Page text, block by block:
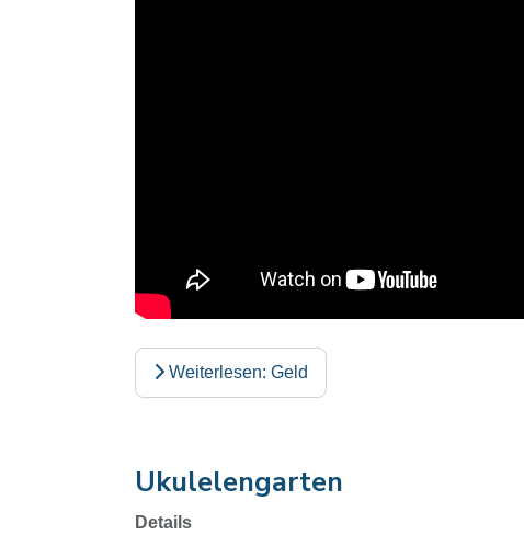
Weiterlesen: Geld
Ukulelengarten
Details